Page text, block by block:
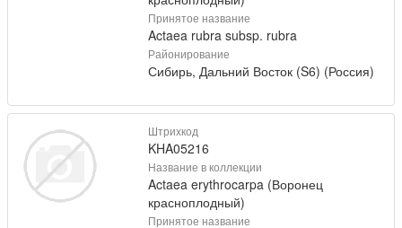
Принятое название
Actaea rubra subsp. rubra
Районирование
Сибирь, Дальний Восток (S6) (Россия)
Штрихкод
KHA05216
Название в коллекции
Actaea erythrocarpa (Воронец
красноплодный)
Принятое название